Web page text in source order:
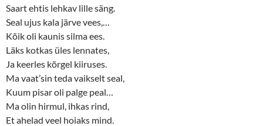
Saart ehtis lehkav lille säng.
Seal ujus kala järve vees,…
Kõik oli kaunis silma ees.
Läks kotkas üles lennates,
Ja keerles kõrgel kiiruses.
Ma vaat’sin teda vaikselt seal,
Kuum pisar oli palge peal…
Ma olin hirmul, ihkas rind,
Et ahelad veel hoiaks mind.